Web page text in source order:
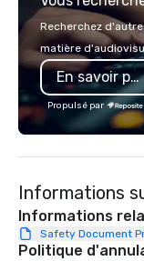
country with a
lodging, food and
a Monterey Bay
Recherchez
matière
En savoir plus
Propulsé par
Informations
Informations
Safety Document
Politique